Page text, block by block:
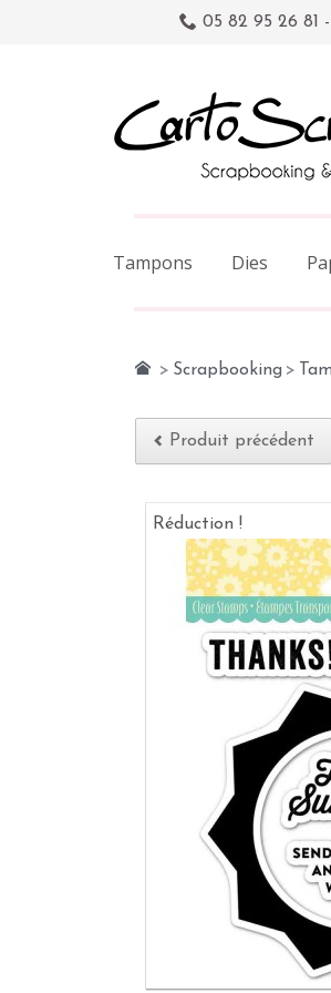
05 82 95 26 81
Tampons Dies
> Scrapbooking >
Produit précédent
Réduction !